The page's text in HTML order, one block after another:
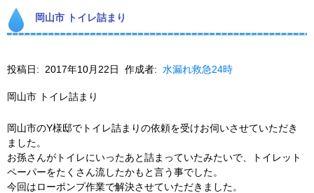
岡山市 トイレ詰まり
投稿日: 2017年10月22日 作成者: 水漏れ救急24時
岡山市 トイレ詰まり
岡山市のY様邸でトイレ詰まりの依頼を受けお伺いさせていただき
ました。
お孫さんがトイレにいったあと詰まっていたみたいで、トイレット
ペーパーをたくさん流したかもと言う事でした。
今回はローポンプ作業で解決させていただきました。